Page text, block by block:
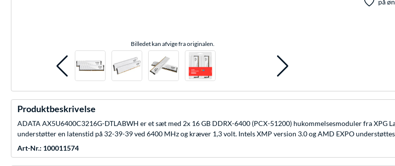
Billedet kan afvige fra originalen.
Produktbeskrivelse
ADATA AX5U6400C3216G-DTLABWH er et sæt med 2x 16 GB DDRX-6400 (PCX-51200) hukommelsesmoduler fra XPG
understøtter en latenstid på 32-39-39 ved 6400 MHz og kræver 1,3 volt. Intels XMP version 3.0 og AMD EXPO
Art-Nr.: 100011574